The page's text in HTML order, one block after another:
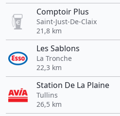
Comptoir Plus
Saint-Just-De-Claix
21,8 km
Les Sablons
La Tronche
22,3 km
Station De La Plaine
Tullins
26,5 km